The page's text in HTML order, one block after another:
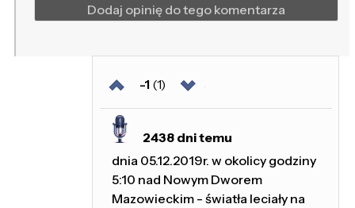
Dodaj opinię do tego komentarza
-1 (1)
2438 dni temu
dnia 05.12.2019r. w okolicy godziny
5:10 nad Nowym Dworem
Mazowieckim - światła leciały na